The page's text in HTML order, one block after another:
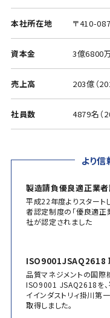
本社所在地 〒410-
資本金 3億6800
売上高 203億（
社員数 4879名（
より
製造請負優良適正業
平成22年度よりスター
者認定制度の「優良適正
社が認定されました
ISO9001JSAQ2618
品質マネジメントの国際
ISO9001 JSAQ2618を
イインダストリィ掛川第
取得しました。